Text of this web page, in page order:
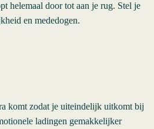
helemaal door tot aan je rug. Stel je
en mededogen.
komt zodat je uiteindelijk uitkomt bij
ladingen gemakkelijker